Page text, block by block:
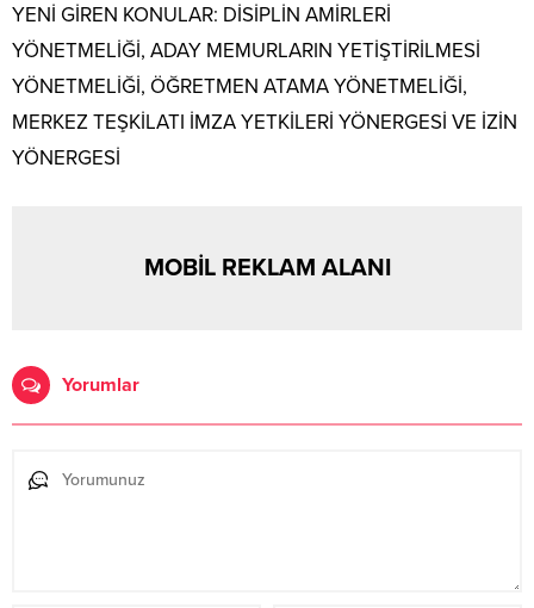
YENİ GİREN KONULAR: DİSİPLİN AMİRLERİ
YÖNETMELİĞİ, ADAY MEMURLARIN YETİŞTİRİLMESİ
YÖNETMELİĞİ, ÖĞRETMEN ATAMA YÖNETMELİĞİ,
MERKEZ TEŞKİLATI İMZA YETKİLERİ YÖNERGESİ VE İZİN
YÖNERGESİ
MOBİL REKLAM ALANI
Yorumlar